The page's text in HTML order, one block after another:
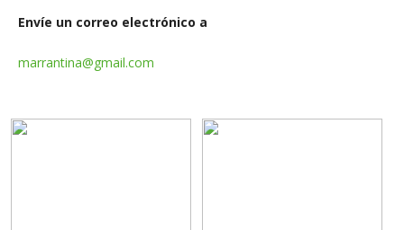
Envíe un correo electrónico a
marrantina@gmail.com